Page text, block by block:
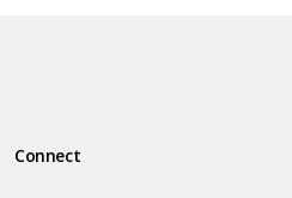
Connect